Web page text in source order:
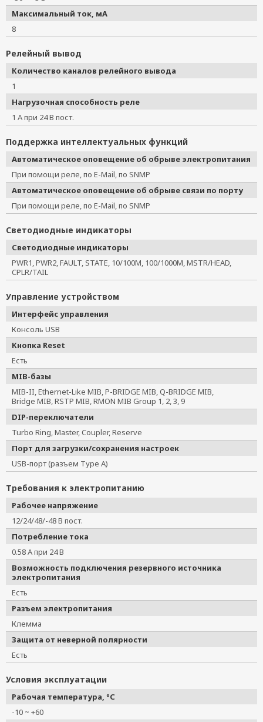
Максимальный ток, мА
8
Релейный вывод
Количество каналов релейного вывода
1
Нагрузочная способность реле
1 А при 24 В пост.
Поддержка интеллектуальных функций
Автоматическое оповещение об обрыве электропитания
При помощи реле, по E-Mail, по SNMP
Автоматическое оповещение об обрыве связи по порту
При помощи реле, по E-Mail, по SNMP
Светодиодные индикаторы
Светодиодные индикаторы
PWR1, PWR2, FAULT, STATE, 10/100M, 100/1000M, MSTR/HEAD,
CPLR/TAIL
Управление устройством
Интерфейс управления
Консоль USB
Кнопка Reset
Есть
MIB-базы
MIB-II, Ethernet-Like MIB, P-BRIDGE MIB, Q-BRIDGE MIB,
Bridge MIB, RSTP MIB, RMON MIB Group 1, 2, 3, 9
DIP-переключатели
Turbo Ring, Master, Coupler, Reserve
Порт для загрузки/сохранения настроек
USB-порт (разъем Type A)
Требования к электропитанию
Рабочее напряжение
12/24/48/-48 В пост.
Потребление тока
0.58 А при 24 В
Возможность подключения резервного источника
электропитания
Есть
Разъем электропитания
Клемма
Защита от неверной полярности
Есть
Условия эксплуатации
Рабочая температура, °C
-10 ~ +60